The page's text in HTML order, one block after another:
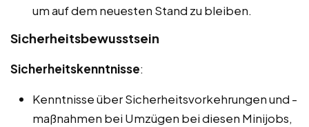
um auf dem neuesten Stand zu bleiben.
Sicherheitsbewusstsein
Sicherheitskenntnisse:
Kenntnisse über Sicherheitsvorkehrungen und -
maßnahmen bei Umzügen bei diesen Minijobs,